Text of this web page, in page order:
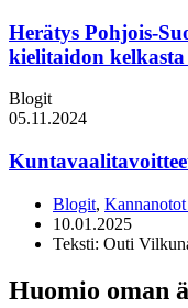
Herätys Pohjois-
kielitaidon kelkasta
Blogit
05.11.2024
Blogit,
10.01.2025
Teksti: Outi
Huomio oman